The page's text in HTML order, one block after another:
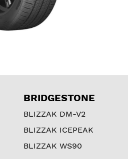
BRIDGESTONE
BLIZZAK DM-V2
BLIZZAK ICEPEAK
BLIZZAK WS90